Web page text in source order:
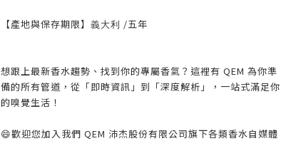
【產地與保存期限】 義大利 /五年
想跟上最新香水趨勢、找到你的專屬香氣？這裡有 QEM 為你準
備的所有管道，從「即時資訊」到「深度解析」，一站式滿足你
的嗅覺生活！
😄歡迎您加入我們 QEM 沛杰股份有限公司旗下各類香水自媒體